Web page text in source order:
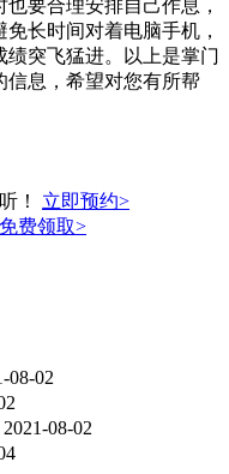
要合理安排自己作息，
长时间对着电脑手机，
突飞猛进。以上是掌门
信息，希望对您有所帮
！
立即预约>
免费领取>
08-02
2021-08-02